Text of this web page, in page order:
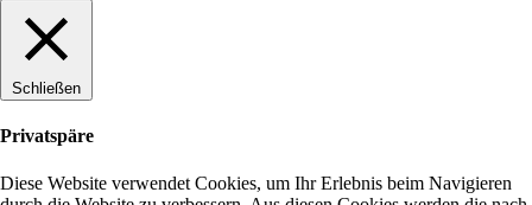
Schließen
Privatspäre
Diese Website verwendet Cookies, um Ihr Erlebnis beim Navigieren